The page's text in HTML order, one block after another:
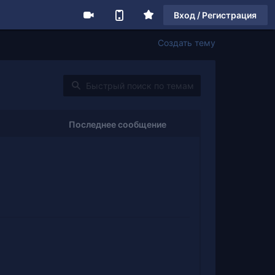
Вход / Регистрация
Создать тему
Последнее сообщение